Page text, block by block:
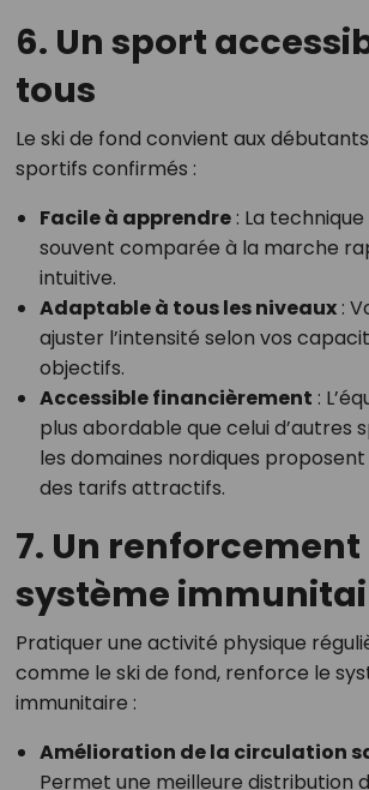
6. Un sport
tous
Le ski de fond convient aux
sportifs confirmés :
Facile à apprendre: La technique
souvent comparée à la marche
intuitive.
Adaptable à tous les niveaux:
ajuster l’intensité selon vos
objectifs.
Accessible financièrement :
plus abordable que celui d’autres
les domaines nordiques
des tarifs attractifs.
7. Un renforcement
système
Pratiquer une activité physique
comme le ski de fond, renforce le
immunitaire :
Amélioration de la circulation
Permet une meilleure distribution